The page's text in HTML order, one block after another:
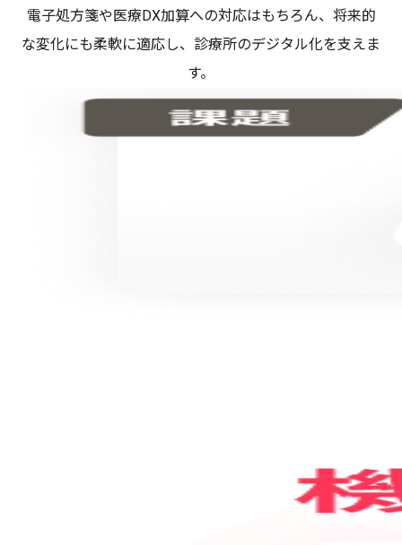
電子処方箋や医療DX加算への対応はもちろん、将来的
な変化にも柔軟に適応し、診療所のデジタル化を支えま
す。